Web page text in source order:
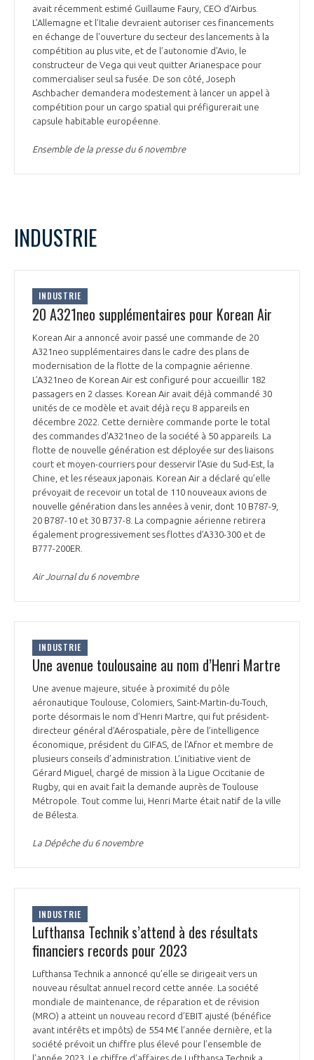
EMPLOI & FORMATION
ENVIRONNEMENT
INNOVATION
DOCUMENTS & BROCHURES
RAPPORTS D'ACTIVITÉS
avait récemment estimé Guillaume Faury, CEO d’Airbus.
L’Allemagne et l’Italie devraient autoriser ces financements
en échange de l'ouverture du secteur des lancements à la
compétition au plus vite, et de l’autonomie d’Avio, le
constructeur de Vega qui veut quitter Arianespace pour
commercialiser seul sa fusée. De son côté, Joseph
Aschbacher demandera modestement à lancer un appel à
compétition pour un cargo spatial qui préfigurerait une
capsule habitable européenne.
Ensemble de la presse du 6 novembre
INDUSTRIE
INDUSTRIE
20 A321neo supplémentaires pour Korean Air
Korean Air a annoncé avoir passé une commande de 20
A321neo supplémentaires dans le cadre des plans de
modernisation de la flotte de la compagnie aérienne.
L’A321neo de Korean Air est configuré pour accueillir 182
passagers en 2 classes. Korean Air avait déjà commandé 30
unités de ce modèle et avait déjà reçu 8 appareils en
décembre 2022. Cette dernière commande porte le total
des commandes d’A321neo de la société à 50 appareils. La
flotte de nouvelle génération est déployée sur des liaisons
court et moyen-courriers pour desservir l’Asie du Sud-Est, la
Chine, et les réseaux japonais. Korean Air a déclaré qu’elle
prévoyait de recevoir un total de 110 nouveaux avions de
nouvelle génération dans les années à venir, dont 10 B787-9,
20 B787-10 et 30 B737-8. La compagnie aérienne retirera
également progressivement ses flottes d’A330-300 et de
B777-200ER.
Air Journal du 6 novembre
INDUSTRIE
Une avenue toulousaine au nom d’Henri Martre
Une avenue majeure, située à proximité du pôle
aéronautique Toulouse, Colomiers, Saint-Martin-du-Touch,
porte désormais le nom d’Henri Martre, qui fut président-
directeur général d’Aérospatiale, père de l’intelligence
économique, président du GIFAS, de l’Afnor et membre de
plusieurs conseils d’administration. L’initiative vient de
Gérard Miguel, chargé de mission à la Ligue Occitanie de
Rugby, qui en avait fait la demande auprès de Toulouse
Métropole. Tout comme lui, Henri Marte était natif de la ville
de Bélesta.
La Dépêche du 6 novembre
INDUSTRIE
Lufthansa Technik s’attend à des résultats
financiers records pour 2023
Lufthansa Technik a annoncé qu’elle se dirigeait vers un
nouveau résultat annuel record cette année. La société
mondiale de maintenance, de réparation et de révision
(MRO) a atteint un nouveau record d’EBIT ajusté (bénéfice
avant intérêts et impôts) de 554 M€ l’année dernière, et la
société prévoit un chiffre plus élevé pour l’ensemble de
l’année 2023. Le chiffre d’affaires de Lufthansa Technik a